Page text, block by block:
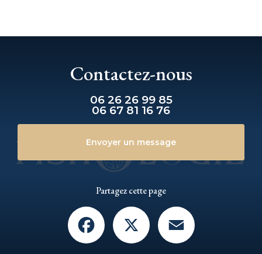
Contactez-nous
06 26 26 99 85
06 67 81 16 76
Envoyer un message
Partagez cette page
Facebook